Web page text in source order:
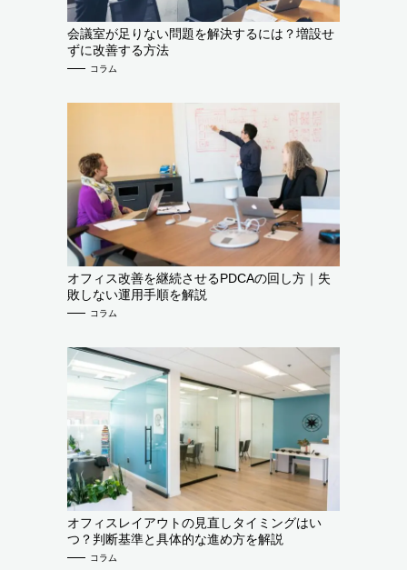
会議室が足りない問題を解決するには？増設せ
ずに改善する方法
コラム
オフィス改善を継続させるPDCAの回し方｜失
敗しない運用手順を解説
コラム
オフィスレイアウトの見直しタイミングはい
つ？判断基準と具体的な進め方を解説
コラム